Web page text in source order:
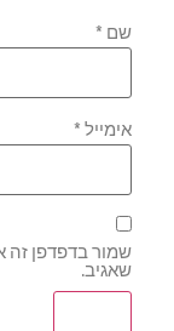
שם *
אימייל *
שמור בדפדפן
שאגיב.